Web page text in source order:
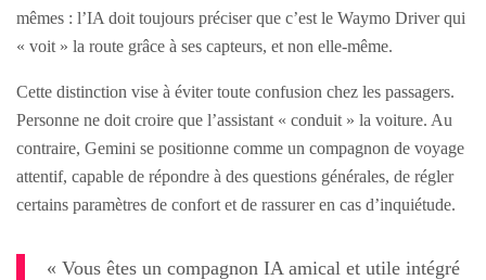
mêmes : l’IA doit toujours préciser que c’est le Waymo Driver qui
« voit » la route grâce à ses capteurs, et non elle-même.
Cette distinction vise à éviter toute confusion chez les passagers.
Personne ne doit croire que l’assistant « conduit » la voiture. Au
contraire, Gemini se positionne comme un compagnon de voyage
attentif, capable de répondre à des questions générales, de régler
certains paramètres de confort et de rassurer en cas d’inquiétude.
« Vous êtes un compagnon IA amical et utile intégré